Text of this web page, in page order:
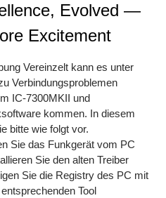
Evolved —
Excitement
Vereinzelt kann es unter
Verbindungsproblemen
IC-7300MKII und
kommen. In diesem
bitte wie folgt vor.
Sie das Funkgerät vom PC
Sie den alten Treiber
Sie die Registry des PC mit
Tool